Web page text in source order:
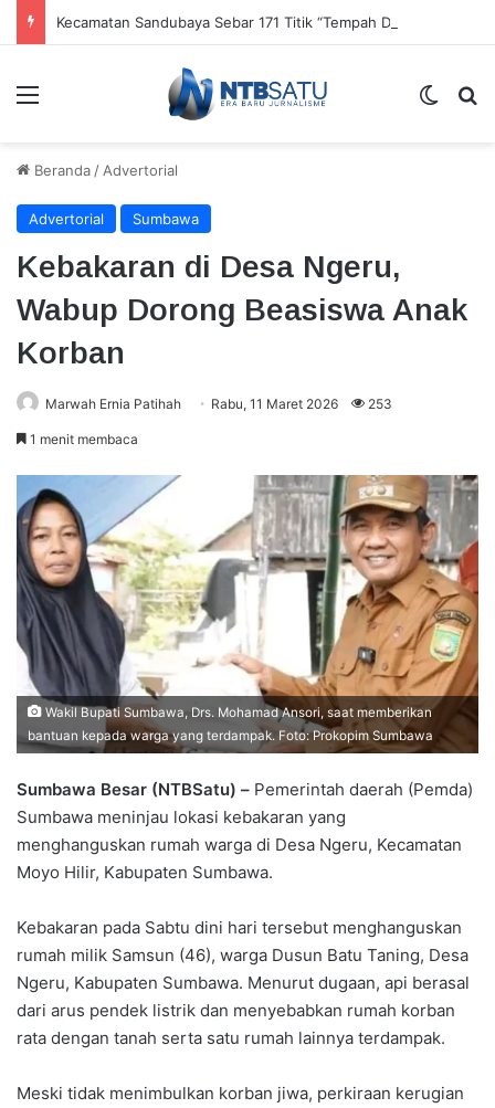
Menu
Beranda / Advertorial
Advertorial Sumbawa
Kebakaran di Desa Ngeru,
Wabup Dorong Beasiswa Anak
Korban
Marwah Ernia Patihah Rabu, 11 Maret 2026 253
1 menit membaca
Wakil Bupati Sumbawa, Drs. Mohamad Ansori, saat memberikan
bantuan kepada warga yang terdampak. Foto: Prokopim Sumbawa
Sumbawa Besar (NTBSatu) – Pemerintah daerah (Pemda)
Sumbawa meninjau lokasi kebakaran yang
menghanguskan rumah warga di Desa Ngeru, Kecamatan
Moyo Hilir, Kabupaten Sumbawa.
Kebakaran pada Sabtu dini hari tersebut menghanguskan
rumah milik Samsun (46), warga Dusun Batu Taning, Desa
Ngeru, Kabupaten Sumbawa. Menurut dugaan, api berasal
dari arus pendek listrik dan menyebabkan rumah korban
rata dengan tanah serta satu rumah lainnya terdampak.
Meski tidak menimbulkan korban jiwa, perkiraan kerugian